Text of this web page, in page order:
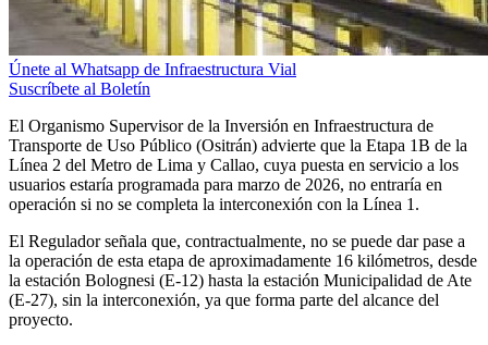
Únete al Whatsapp de Infraestructura Vial
Suscríbete al Boletín
El Organismo Supervisor de la Inversión en Infraestructura de
Transporte de Uso Público (Ositrán) advierte que la Etapa 1B de la
Línea 2 del Metro de Lima y Callao, cuya puesta en servicio a los
usuarios estaría programada para marzo de 2026, no entraría en
operación si no se completa la interconexión con la Línea 1.
El Regulador señala que, contractualmente, no se puede dar pase a
la operación de esta etapa de aproximadamente 16 kilómetros, desde
la estación Bolognesi (E-12) hasta la estación Municipalidad de Ate
(E-27), sin la interconexión, ya que forma parte del alcance del
proyecto.